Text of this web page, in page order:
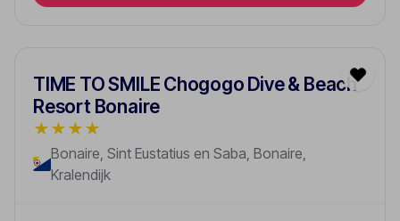
TIME TO SMILE Chogogo Dive & Beach
Resort Bonaire
★★★★
Bonaire, Sint Eustatius en Saba, Bonaire,
Kralendijk